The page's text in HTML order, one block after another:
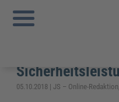
Sie sind hier:
Wann dürfen Pflegeeinrichtungen
05.10.2018 | JS – Online-